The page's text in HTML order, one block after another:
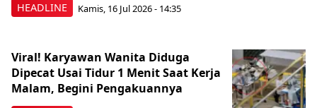
HEADLINE Kamis, 16 Jul 2026 - 14:35
Viral! Karyawan Wanita Diduga
Dipecat Usai Tidur 1 Menit Saat Kerja
Malam, Begini Pengakuannya